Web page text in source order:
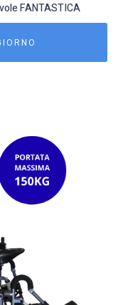
FANTASTICA